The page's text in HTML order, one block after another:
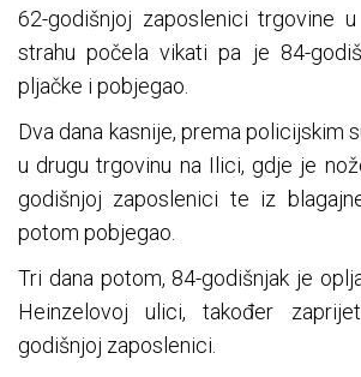
62-godišnjoj zaposlenici trgovine
strahu počela vikati pa je 84-
pljačke i pobjegao.
Dva dana kasnije, prema policijskim
u drugu trgovinu na Ilici, gdje je
godišnjoj zaposlenici te iz
potom pobjegao.
Tri dana potom, 84-godišnjak je
Heinzelovoj ulici, također
godišnjoj zaposlenici.